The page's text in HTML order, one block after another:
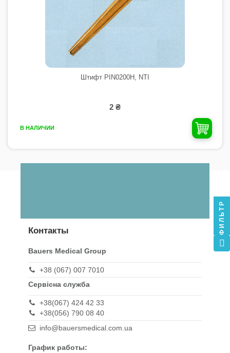
Штифт PIN0200H, NTI
2 ₴
В НАЛИЧИИ
Контакты
Bauers Medical Group
+38 (067) 007 7010
Сервісна служба
+38(067) 424 42 33
+38(056) 790 08 40
info@bauersmedical.com.ua
График работы:
ФИЛЬТР